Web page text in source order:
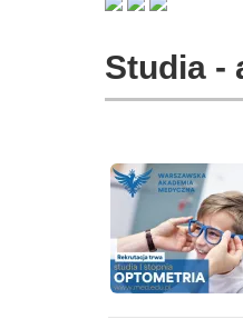
Studia -